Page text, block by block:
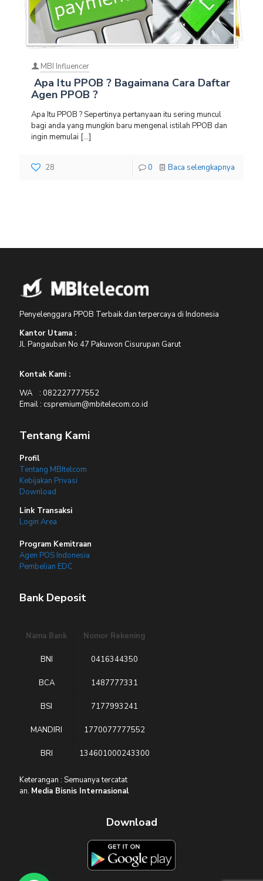
MBI Influencer
Apa Itu PPOB ? Bagaimana Cara Daftar
Agen PPOB ?
Apa Itu PPOB ? Sepertinya pertanyaan itu sering muncul
bagi anda yang mungkin baru mengenal istilah PPOB dan
ingin memulai […]
28 0 Baca selengkapnya
Penyelenggara PPOB Terbaik dan terpercaya di Indonesia
Kantor Utama :
Jl. Pangauban No 47 Pakuwon Cisurupan Garut
Kontak Kami :
WA : 082227777552
Email : cspremium@mbitelecom.co.id
Tentang Kami
Profil
Tentang MBItelcom
Kebijakan Privasi
Download
Link Transaksi
Login Area
Program Kemitraan
Agen POS Indonesia
Pembelian EDC
Bank Deposit
Nama Bank Nomor Rekening
BNI 0416344350
BCA 1487777331
BSI 7177993241
MANDIRI 1770077777552
BRI 134601000243300
Keterangan : Semuanya tercatat
an. Media Bisnis Internasional
Download